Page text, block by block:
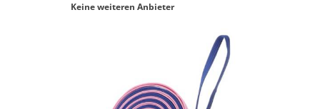
Keine weiteren Anbieter